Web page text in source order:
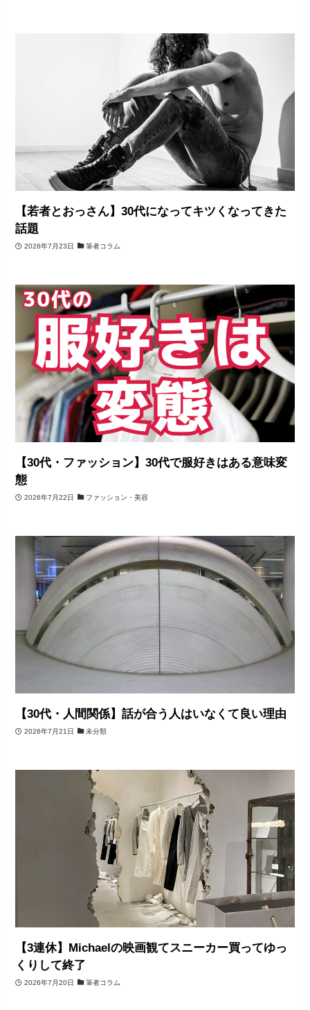
【若者とおっさん】30代になってキツくなってきた
話題
2026年7月23日 筆者コラム
【30代・ファッション】30代で服好きはある意味変
態
2026年7月22日 ファッション・美容
【30代・人間関係】話が合う人はいなくて良い理由
2026年7月21日 未分類
【3連休】Michaelの映画観てスニーカー買ってゆっ
くりして終了
2026年7月20日 筆者コラム